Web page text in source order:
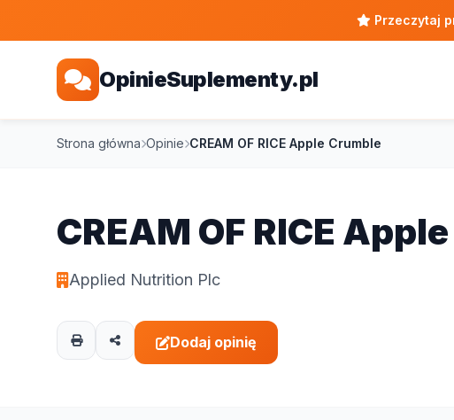
Przeczytaj
OpinieSuplementy.pl
Strona główna Opinie CREAM OF RICE Apple Crumble
CREAM OF RICE
Applied Nutrition Plc
Dodaj opinię